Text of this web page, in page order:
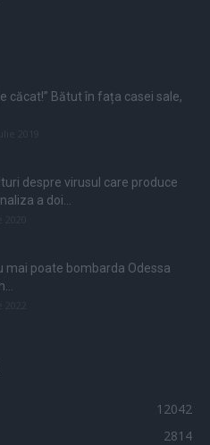
căcat!” Bătut în fața casei sale,
despre virusul care produce
a doi...
mai poate bombarda Odessa
12042
2814